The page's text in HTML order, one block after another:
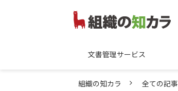
文書管理サービス
組織の知カラ 全ての記事